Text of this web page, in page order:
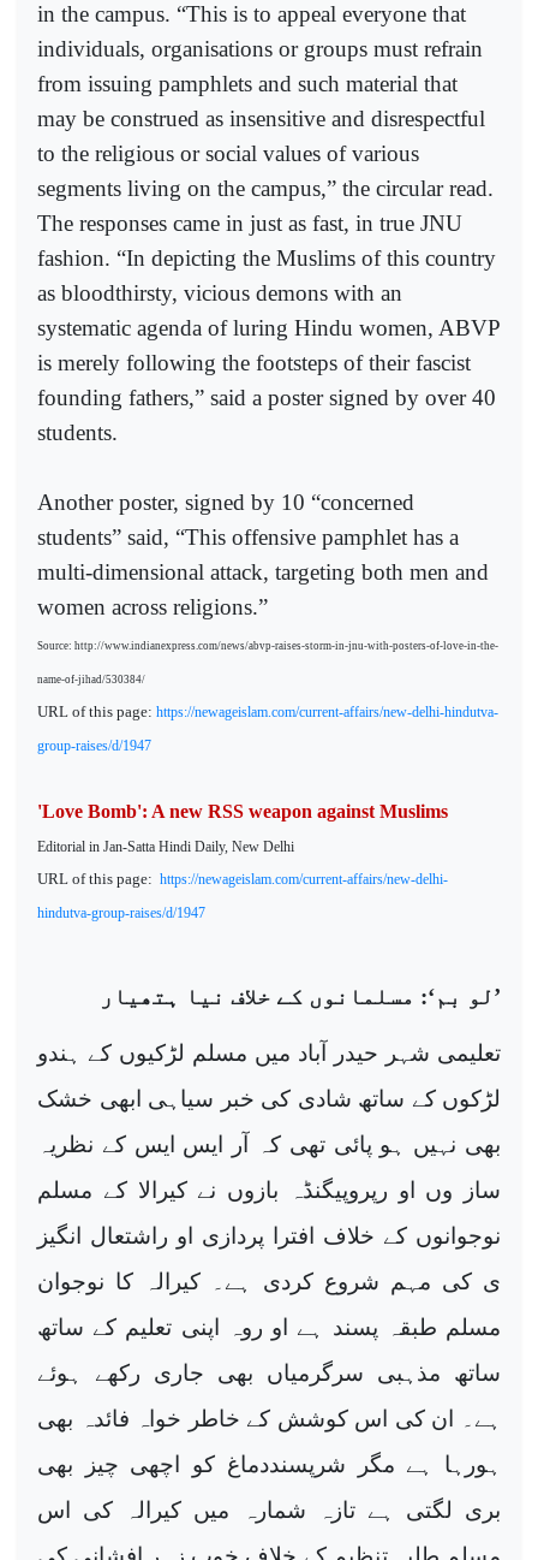
in the campus. “This is to appeal everyone that
individuals, organisations or groups must refrain
from issuing pamphlets and such material that
may be construed as insensitive and disrespectful
to the religious or social values of various
segments living on the campus,” the circular read.
The responses came in just as fast, in true JNU
fashion. “In depicting the Muslims of this country
as bloodthirsty, vicious demons with an
systematic agenda of luring Hindu women, ABVP
is merely following the footsteps of their fascist
founding fathers,” said a poster signed by over 40
students.
Another poster, signed by 10 “concerned
students” said, “This offensive pamphlet has a
multi-dimensional attack, targeting both men and
women across religions.”
Source: http://www.indianexpress.com/news/abvp-raises-storm-in-jnu-with-posters-of-love-in-the-
name-of-jihad/530384/
URL of this page: https://newageislam.com/current-affairs/new-delhi-hindutva-
group-raises/d/1947
'Love Bomb': A new RSS weapon against Muslims
Editorial in Jan-Satta Hindi Daily, New Delhi
URL of this page: https://newageislam.com/current-affairs/new-delhi-
hindutva-group-raises/d/1947
’لو بم‘: مسلمانوں کے خلاف نیا ہتھیار
تعلیمی شہر حیدر آباد میں مسلم لڑکیوں کے ہندو
لڑکوں کے ساتھ شادی کی خبر سیاہی ابھی خشک
بھی نہیں ہو پائی تھی کہ آر ایس ایس کے نظریہ
ساز وں او رپروپیگنڈہ بازوں نے کیرالا کے مسلم
نوجوانوں کے خلاف افترا پردازی او راشتعال انگیز
ی کی مہم شروع کردی ہے۔ کیرالہ کا نوجوان
مسلم طبقہ پسند ہے او روہ اپنی تعلیم کے ساتھ
ساتھ مذہبی سرگرمیاں بھی جاری رکھے ہوئے
ہے۔ ان کی اس کوشش کے خاطر خواہ فائدہ بھی
ہورہا ہے مگر شرپسنددماغ کو اچھی چیز بھی
بری لگتی ہے تازہ شمارہ میں کیرالہ کی اس